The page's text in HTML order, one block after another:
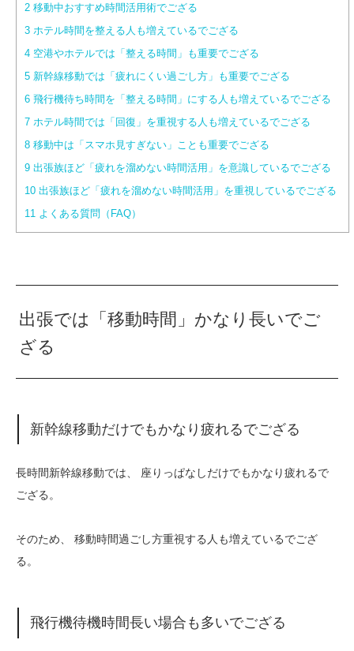
2 移動中おすすめ時間活用術でござる
3 ホテル時間を整える人も増えているでござる
4 空港やホテルでは「整える時間」も重要でござる
5 新幹線移動では「疲れにくい過ごし方」も重要でござる
6 飛行機待ち時間を「整える時間」にする人も増えているでござる
7 ホテル時間では「回復」を重視する人も増えているでござる
8 移動中は「スマホ見すぎない」ことも重要でござる
9 出張族ほど「疲れを溜めない時間活用」を意識しているでござる
10 出張族ほど「疲れを溜めない時間活用」を重視しているでござる
11 よくある質問（FAQ）
出張では「移動時間」かなり長いでご
ざる
新幹線移動だけでもかなり疲れるでござる
長時間新幹線移動では、 座りっぱなしだけでもかなり疲れるで
ござる。
そのため、 移動時間過ごし方重視する人も増えているでござ
る。
飛行機待機時間長い場合も多いでござる